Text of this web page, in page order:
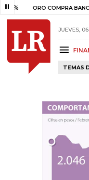
ORO COMPRA BANCO DE
JUEVES,
TEMAS